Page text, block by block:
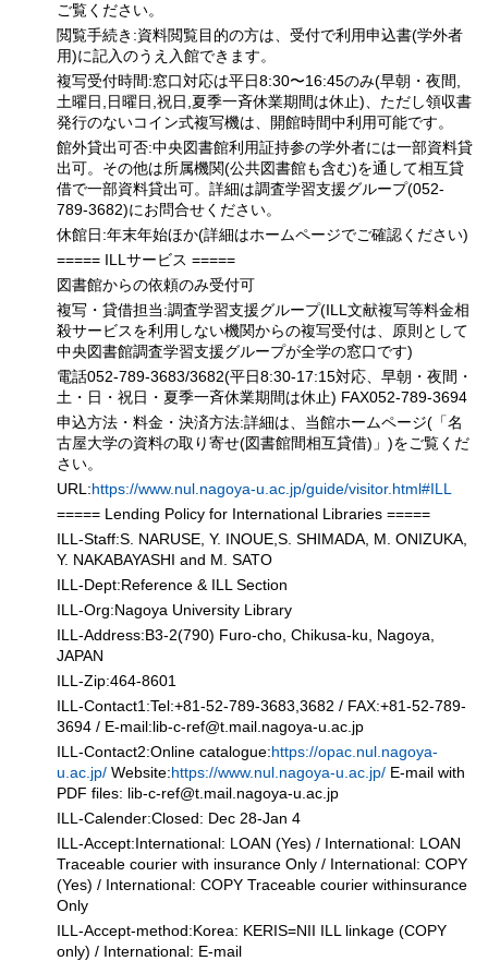
ご覧ください。
閲覧手続き:資料閲覧目的の方は、受付で利用申込書(学外者
用)に記入のうえ入館できます。
複写受付時間:窓口対応は平日8:30〜16:45のみ(早朝・夜間,
土曜日,日曜日,祝日,夏季一斉休業期間は休止)、ただし領収書
発行のないコイン式複写機は、開館時間中利用可能です。
館外貸出可否:中央図書館利用証持参の学外者には一部資料貸
出可。その他は所属機関(公共図書館も含む)を通して相互貸
借で一部資料貸出可。詳細は調査学習支援グループ(052-
789-3682)にお問合せください。
休館日:年末年始ほか(詳細はホームページでご確認ください)
===== ILLサービス =====
図書館からの依頼のみ受付可
複写・貸借担当:調査学習支援グループ(ILL文献複写等料金相
殺サービスを利用しない機関からの複写受付は、原則として
中央図書館調査学習支援グループが全学の窓口です)
電話052-789-3683/3682(平日8:30-17:15対応、早朝・夜間・
土・日・祝日・夏季一斉休業期間は休止) FAX052-789-3694
申込方法・料金・決済方法:詳細は、当館ホームページ(「名
古屋大学の資料の取り寄せ(図書館間相互貸借)」)をご覧くだ
さい。
URL:https://www.nul.nagoya-u.ac.jp/guide/visitor.html#ILL
===== Lending Policy for International Libraries =====
ILL-Staff:S. NARUSE, Y. INOUE,S. SHIMADA, M. ONIZUKA,
Y. NAKABAYASHI and M. SATO
ILL-Dept:Reference & ILL Section
ILL-Org:Nagoya University Library
ILL-Address:B3-2(790) Furo-cho, Chikusa-ku, Nagoya,
JAPAN
ILL-Zip:464-8601
ILL-Contact1:Tel:+81-52-789-3683,3682 / FAX:+81-52-789-
3694 / E-mail:lib-c-ref@t.mail.nagoya-u.ac.jp
ILL-Contact2:Online catalogue:https://opac.nul.nagoya-
u.ac.jp/ Website:https://www.nul.nagoya-u.ac.jp/ E-mail with
PDF files: lib-c-ref@t.mail.nagoya-u.ac.jp
ILL-Calender:Closed: Dec 28-Jan 4
ILL-Accept:International: LOAN (Yes) / International: LOAN
Traceable courier with insurance Only / International: COPY
(Yes) / International: COPY Traceable courier withinsurance
Only
ILL-Accept-method:Korea: KERIS=NII ILL linkage (COPY
only) / International: E-mail